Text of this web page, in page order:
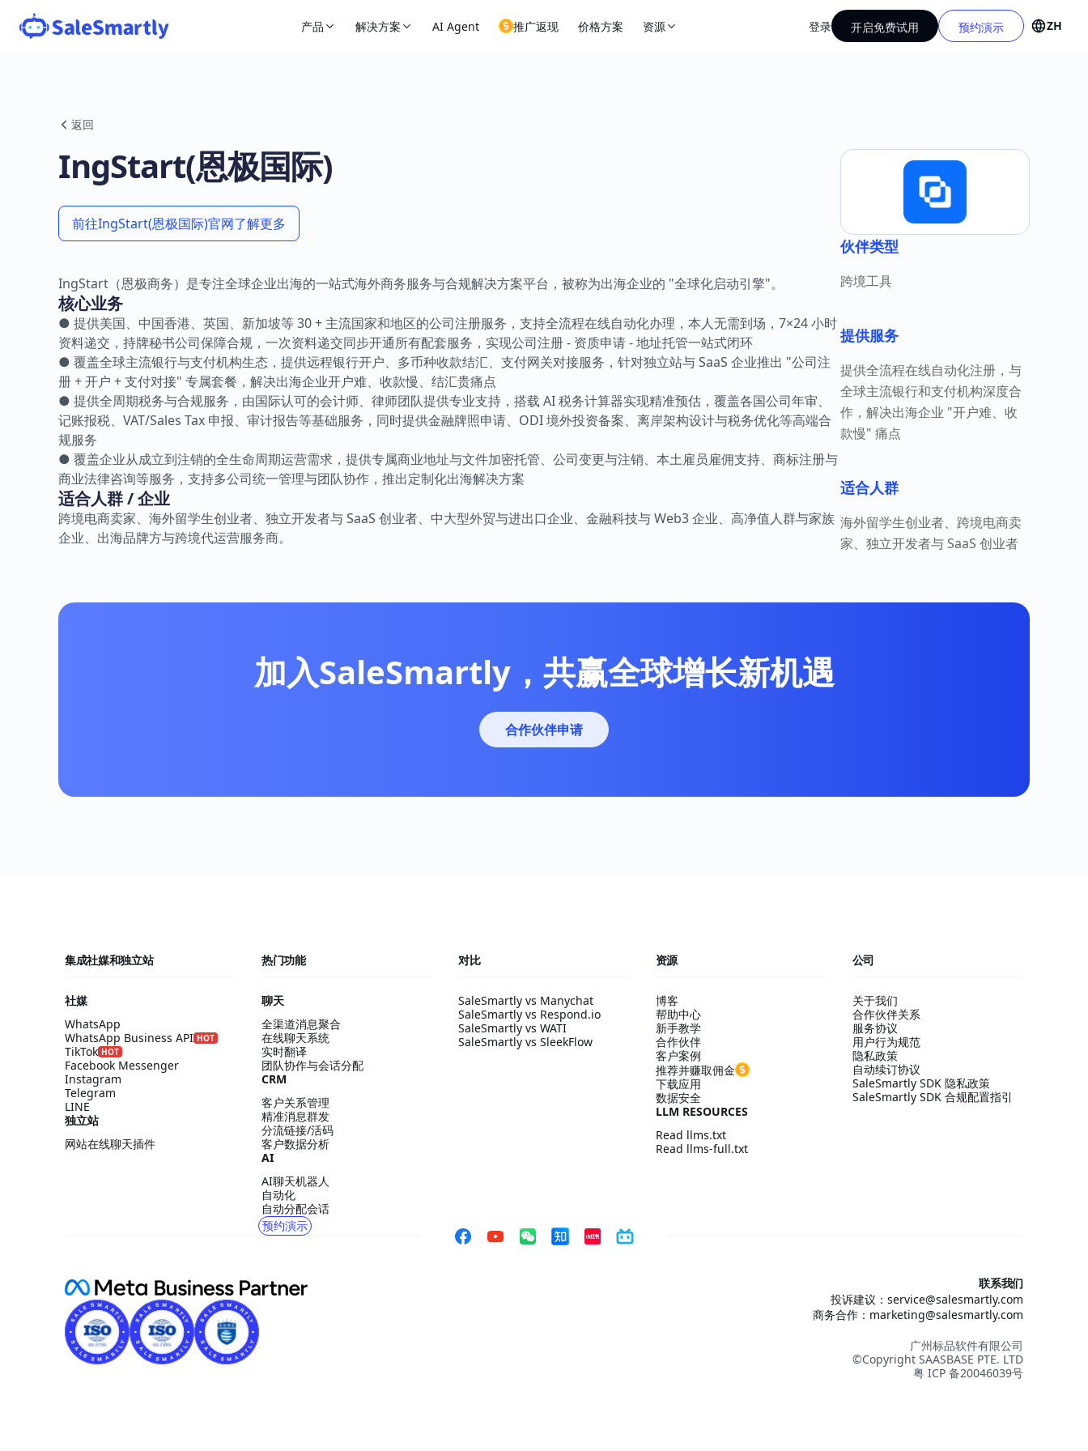
产品 解决方案 AI Agent 推广返现 价格方案 资源 登录 开启免费试用 预约演示 ZH
返回
IngStart(恩极国际)
前往IngStart(恩极国际)官网了解更多
IngStart（恩极商务）是专注全球企业出海的一站式海外商务服务与合规解决方案平台，被称为出海企业的 "全球化启动引擎"。
核心业务
● 提供美国、中国香港、英国、新加坡等 30 + 主流国家和地区的公司注册服务，支持全流程在线自动化办理，本人无需到场，7×24 小时
资料递交，持牌秘书公司保障合规，一次资料递交同步开通所有配套服务，实现公司注册 - 资质申请 - 地址托管一站式闭环
● 覆盖全球主流银行与支付机构生态，提供远程银行开户、多币种收款结汇、支付网关对接服务，针对独立站与 SaaS 企业推出 "公司注
册 + 开户 + 支付对接" 专属套餐，解决出海企业开户难、收款慢、结汇贵痛点
● 提供全周期税务与合规服务，由国际认可的会计师、律师团队提供专业支持，搭载 AI 税务计算器实现精准预估，覆盖各国公司年审、
记账报税、VAT/Sales Tax 申报、审计报告等基础服务，同时提供金融牌照申请、ODI 境外投资备案、离岸架构设计与税务优化等高端合
规服务
● 覆盖企业从成立到注销的全生命周期运营需求，提供专属商业地址与文件加密托管、公司变更与注销、本土雇员雇佣支持、商标注册与
商业法律咨询等服务，支持多公司统一管理与团队协作，推出定制化出海解决方案
适合人群 / 企业
跨境电商卖家、海外留学生创业者、独立开发者与 SaaS 创业者、中大型外贸与进出口企业、金融科技与 Web3 企业、高净值人群与家族
企业、出海品牌方与跨境代运营服务商。
伙伴类型
跨境工具
提供服务
提供全流程在线自动化注册，与
全球主流银行和支付机构深度合
作，解决出海企业 "开户难、收
款慢" 痛点
适合人群
海外留学生创业者、跨境电商卖
家、独立开发者与 SaaS 创业者
加入SaleSmartly，共赢全球增长新机遇
合作伙伴申请
集成社媒和独立站
社媒
WhatsApp
WhatsApp Business API HOT
TikTok HOT
Facebook Messenger
Instagram
Telegram
LINE
独立站
网站在线聊天插件
热门功能
聊天
全渠道消息聚合
在线聊天系统
实时翻译
团队协作与会话分配
CRM
客户关系管理
精准消息群发
分流链接/活码
客户数据分析
AI
AI聊天机器人
自动化
自动分配会话
预约演示
对比
SaleSmartly vs Manychat
SaleSmartly vs Respond.io
SaleSmartly vs WATI
SaleSmartly vs SleekFlow
资源
博客
帮助中心
新手教学
合作伙伴
客户案例
推荐并赚取佣金
下载应用
数据安全
LLM RESOURCES
Read llms.txt
Read llms-full.txt
公司
关于我们
合作伙伴关系
服务协议
用户行为规范
隐私政策
自动续订协议
SaleSmartly SDK 隐私政策
SaleSmartly SDK 合规配置指引
联系我们
投诉建议：service@salesmartly.com
商务合作：marketing@salesmartly.com
广州标品软件有限公司
©Copyright SAASBASE PTE. LTD
粤 ICP 备20046039号